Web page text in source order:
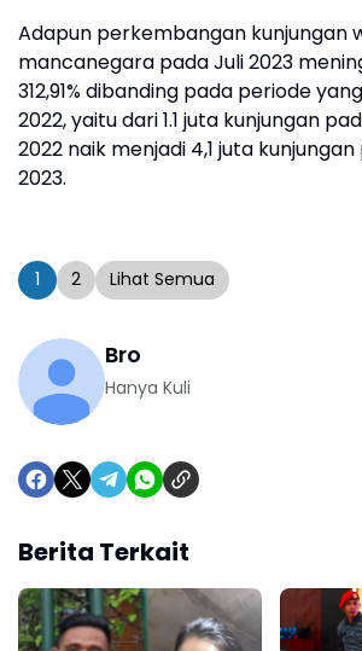
Adapun perkembangan kunjungan
mancanegara pada Juli 2023
312,91% dibanding pada periode
2022, yaitu dari 1.1 juta kunjungan
2022 naik menjadi 4,1 juta
2023.
1 2 Lihat Semua
Bro
Hanya Kuli
Berita Terkait